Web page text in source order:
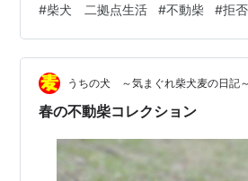
らってエエですか？」 「待ちたいの
んなん小羽にも分かんないけど」
わっていたいのよ」 ピタリと止ま
んで10分。 雨がしとしと小羽とカー
す。 小羽さんは雨が嫌いなはずなん
#柴犬 二拠点生活 #不動柴 #拒
うちの犬 ～気まぐれ柴犬麦の日記～
春の不動柴コレクション